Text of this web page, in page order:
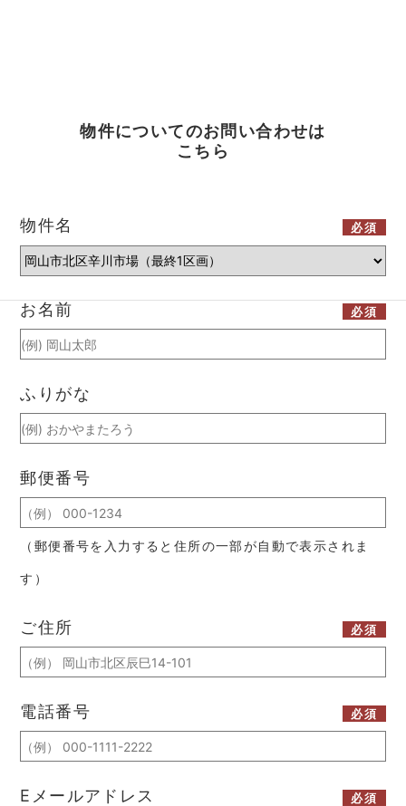
物件についてのお問い合わせは
こちら
物件名 必須
お名前 必須
ふりがな
郵便番号
（郵便番号を入力すると住所の一部が自動で表示されま
す）
ご住所 必須
電話番号 必須
Eメールアドレス 必須